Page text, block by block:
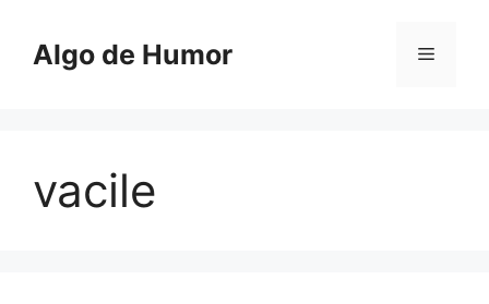
contenido
Algo de Humor Menú
vacile